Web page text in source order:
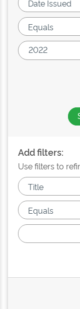
Add filters:
Use filters to